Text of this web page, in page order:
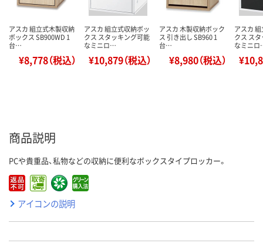
アスカ 組立式木製収納
ボックス SB900WD 1
台…
¥8,778（税込）
アスカ 組立式収納ボッ
クス スタッキング可能
なミニロ…
¥10,879（税込）
アスカ 木製収納ボック
ス 引き出し SB960 1
台…
¥8,980（税込）
アスカ
クス ス
なミニ
商品説明
PCや貴重品、私物などの収納に便利なボックスタイプロッカー。
アイコンの説明